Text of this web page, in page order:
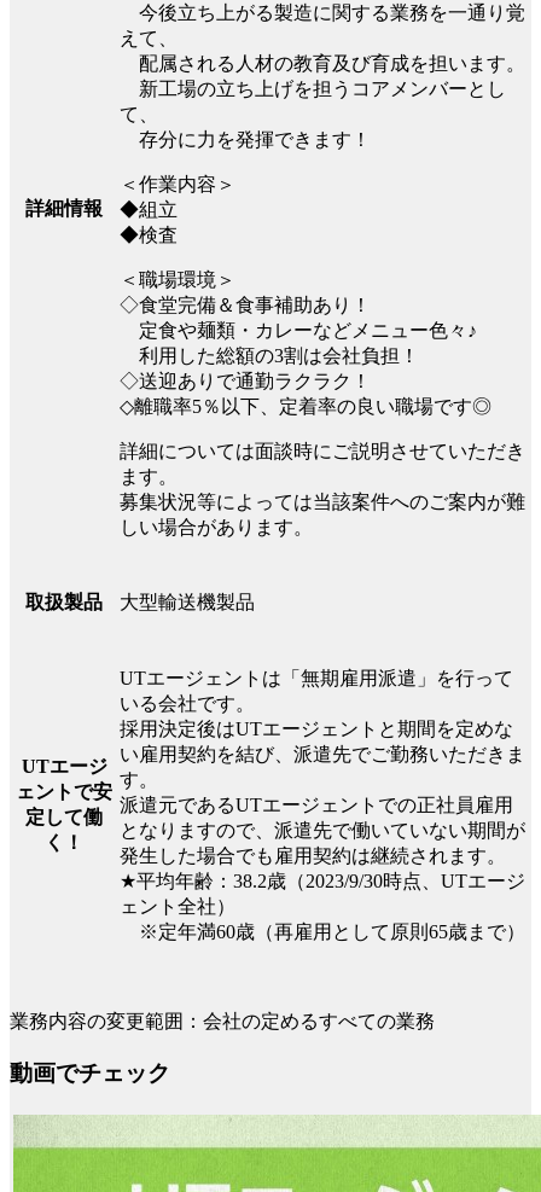
詳細情報
今後立ち上がる製造に関する業務を一通り覚
えて、
配属される人材の教育及び育成を担います。
新工場の立ち上げを担うコアメンバーとし
て、
存分に力を発揮できます！
＜作業内容＞
◆組立
◆検査
＜職場環境＞
◇食堂完備＆食事補助あり！
定食や麺類・カレーなどメニュー色々♪
利用した総額の3割は会社負担！
◇送迎ありで通勤ラクラク！
◇離職率5％以下、定着率の良い職場です◎
詳細については面談時にご説明させていただき
ます。
募集状況等によっては当該案件へのご案内が難
しい場合があります。
取扱製品 大型輸送機製品
UTエージ
ェントで安
定して働
く！
UTエージェントは「無期雇用派遣」を行って
いる会社です。
採用決定後はUTエージェントと期間を定めな
い雇用契約を結び、派遣先でご勤務いただきま
す。
派遣元であるUTエージェントでの正社員雇用
となりますので、派遣先で働いていない期間が
発生した場合でも雇用契約は継続されます。
★平均年齢：38.2歳（2023/9/30時点、UTエージ
ェント全社）
※定年満60歳（再雇用として原則65歳まで）
業務内容の変更範囲：会社の定めるすべての業務
動画でチェック